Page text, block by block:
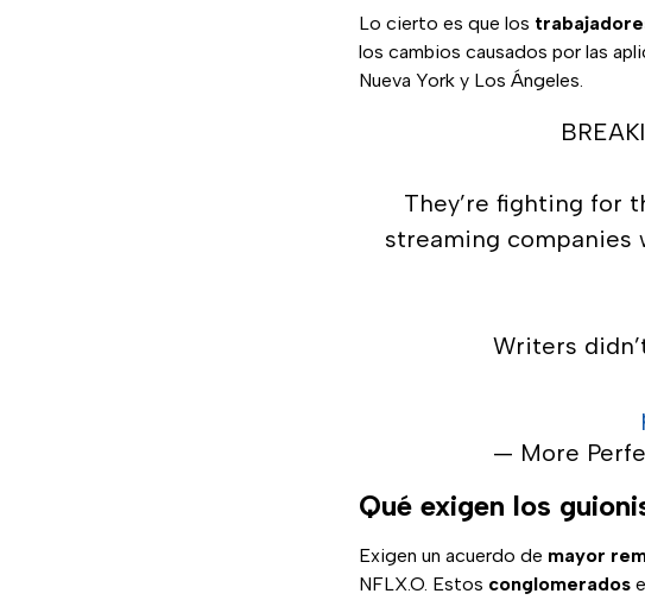
Lo cierto es que los
los cambios causados por las
Nueva York y Los Ángeles.
They’re fighting for
streaming companies
Writers
— More
Qué exigen los
Exigen un acuerdo de mayor
NFLX.O. Estos conglomerados